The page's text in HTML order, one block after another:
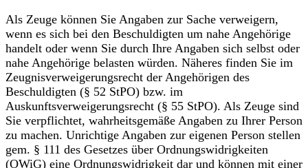
Als Zeuge können Sie Angaben zur Sache verweigern,
wenn es sich bei den Beschuldigten um nahe Angehörige
handelt oder wenn Sie durch Ihre Angaben sich selbst oder
nahe Angehörige belasten würden. Näheres finden Sie im
Zeugnisverweigerungsrecht der Angehörigen des
Beschuldigten (§ 52 StPO) bzw. im
Auskunftsverweigerungsrecht (§ 55 StPO). Als Zeuge sind
Sie verpflichtet, wahrheitsgemäße Angaben zu Ihrer Person
zu machen. Unrichtige Angaben zur eigenen Person stellen
gem. § 111 des Gesetzes über Ordnungswidrigkeiten
(OWiG) eine Ordnungswidrigkeit dar und können mit einer